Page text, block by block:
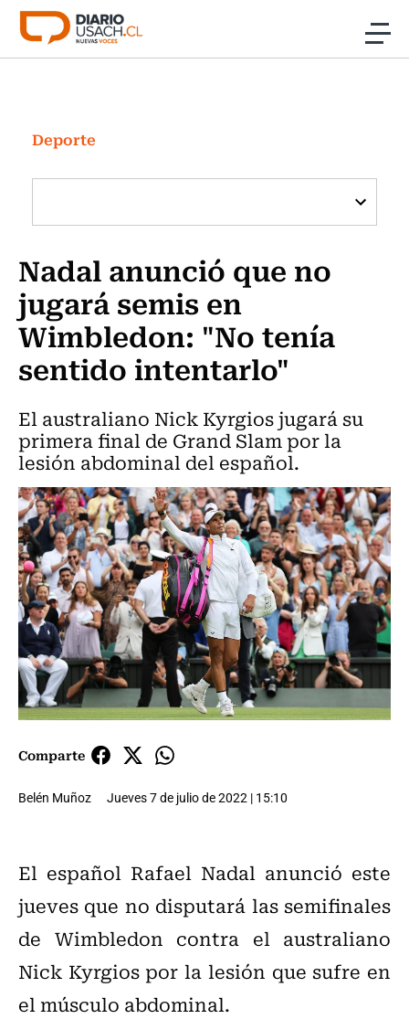
Click acá para ir directamente al contenido
Investigación
Cultura
Programas Radio y TV Usach
Deporte
Nadal anunció que no
jugará semis en
Wimbledon: "No tenía
sentido intentarlo"
El australiano Nick Kyrgios jugará su
primera final de Grand Slam por la
lesión abdominal del español.
Comparte
Belén Muñoz Jueves 7 de julio de 2022 | 15:10
El español Rafael Nadal anunció este
jueves que no disputará las semifinales
de Wimbledon contra el australiano
Nick Kyrgios por la lesión que sufre en
el músculo abdominal.